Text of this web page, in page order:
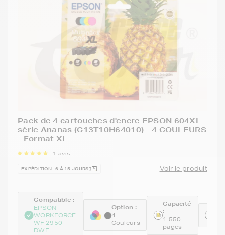
Pack de 4 cartouches d'encre EPSON 604XL
série Ananas (C13T10H64010) - 4 COULEURS
- Format XL
1 avis
EXPÉDITION : 6 À 15 JOURS Voir le produit
Compatible :
EPSON
WORKFORCE
WF 2950
DWF
Option :
4
Couleurs
Capacité
:
1 550
pages